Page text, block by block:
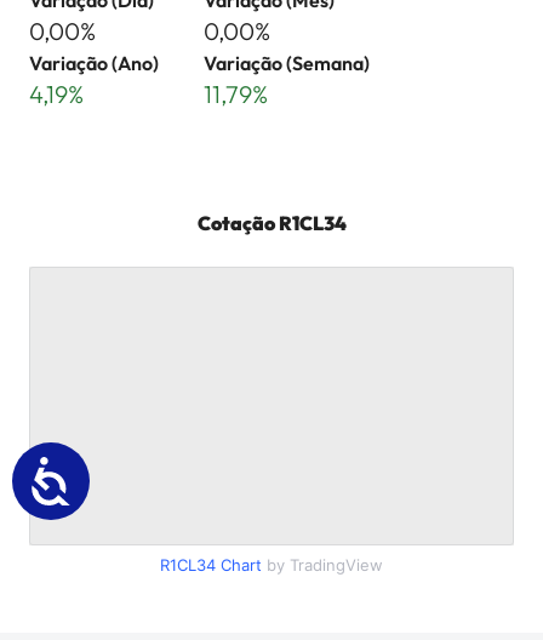
0,00% 0,00%
Variação (Ano)
4,19%
Variação (Semana)
11,79%
CotaçãoR1CL34
R1CL34 Chart by TradingView